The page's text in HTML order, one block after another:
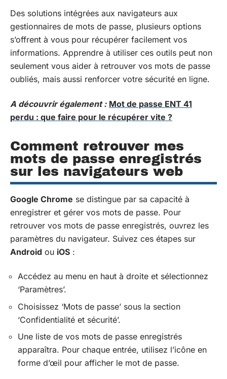
Des solutions intégrées aux navigateurs aux
gestionnaires de mots de passe, plusieurs options
s’offrent à vous pour récupérer facilement vos
informations. Apprendre à utiliser ces outils peut non
seulement vous aider à retrouver vos mots de passe
oubliés, mais aussi renforcer votre sécurité en ligne.
A découvrir également : Mot de passe ENT 41
perdu : que faire pour le récupérer vite ?
Comment retrouver mes
mots de passe enregistrés
sur les navigateurs web
Google Chrome se distingue par sa capacité à
enregistrer et gérer vos mots de passe. Pour
retrouver vos mots de passe enregistrés, ouvrez les
paramètres du navigateur. Suivez ces étapes sur
Android ou iOS :
Accédez au menu en haut à droite et sélectionnez
‘Paramètres’.
Choisissez ‘Mots de passe’ sous la section
‘Confidentialité et sécurité’.
Une liste de vos mots de passe enregistrés
apparaîtra. Pour chaque entrée, utilisez l’icône en
forme d’œil pour afficher le mot de passe.